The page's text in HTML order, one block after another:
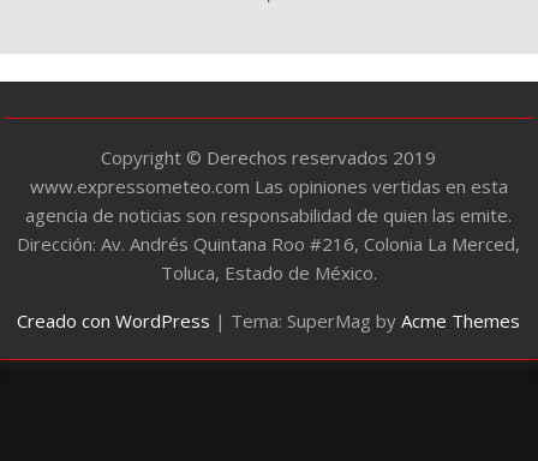
í
a
Copyright © Derechos reservados 2019
www.expressometeo.com Las opiniones vertidas en esta
agencia de noticias son responsabilidad de quien las emite.
Dirección: Av. Andrés Quintana Roo #216, Colonia La Merced,
Toluca, Estado de México.
Creado con WordPress | Tema: SuperMag byAcme Themes